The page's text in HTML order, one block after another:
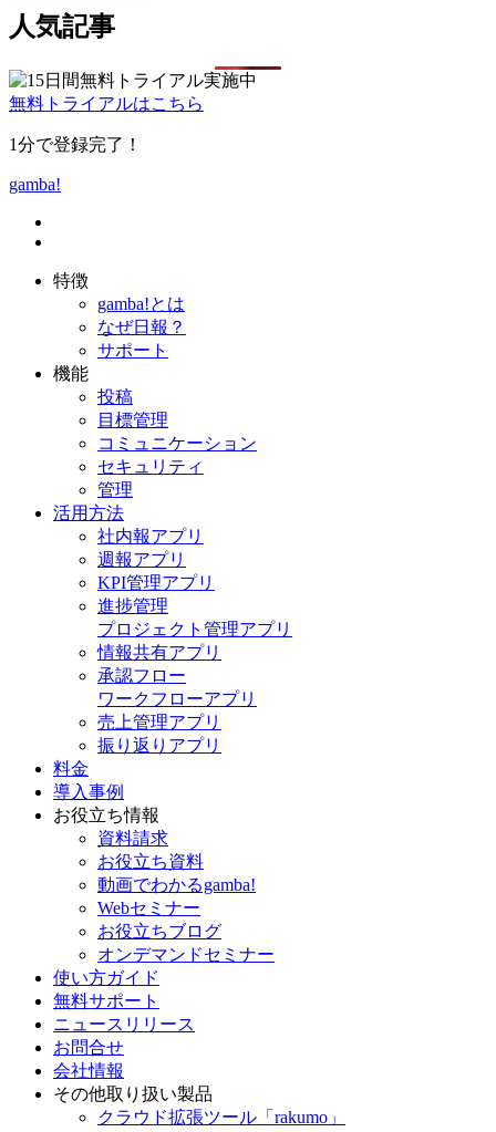
人気記事
無料トライアルはこちら
1分で登録完了！
gamba!
特徴
gamba!とは
なぜ日報？
サポート
機能
投稿
目標管理
コミュニケーション
セキュリティ
管理
活用方法
社内報アプリ
週報アプリ
KPI管理アプリ
進捗管理
プロジェクト管理アプリ
情報共有アプリ
承認フロー
ワークフローアプリ
売上管理アプリ
振り返りアプリ
料金
導入事例
お役立ち情報
資料請求
お役立ち資料
動画でわかるgamba!
Webセミナー
お役立ちブログ
オンデマンドセミナー
使い方ガイド
無料サポート
ニュースリリース
お問合せ
会社情報
その他取り扱い製品
クラウド拡張ツール「rakumo」